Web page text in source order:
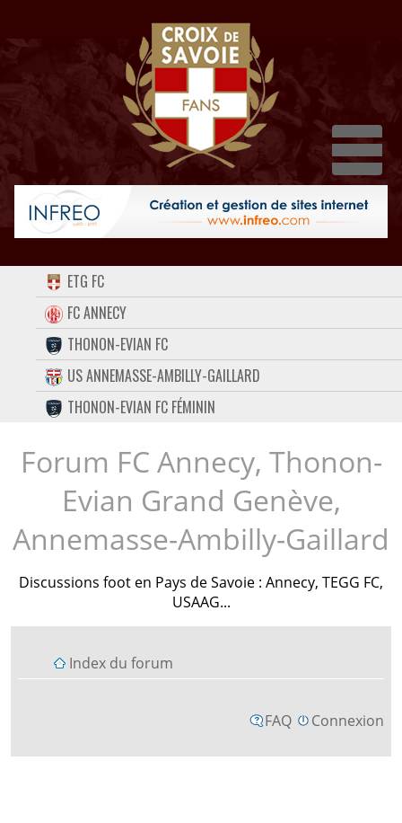
ACCUEIL
FORUM
CONTACT
FACEBOOK
TWITTER
INSTAGRAM
ETG FC
FC ANNECY
THONON-EVIAN FC
US ANNEMASSE-AMBILLY-GAILLARD
THONON-EVIAN FC FÉMININ
Forum FC Annecy, Thonon-
Evian Grand Genève,
Annemasse-Ambilly-Gaillard
Discussions foot en Pays de Savoie : Annecy, TEGG FC,
USAAG...
Index du forum
FAQ Connexion